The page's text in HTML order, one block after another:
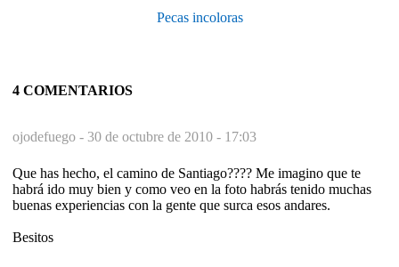
Pecas incoloras
4 COMENTARIOS
ojodefuego - 30 de octubre de 2010 - 17:03
Que has hecho, el camino de Santiago???? Me imagino que te
habrá ido muy bien y como veo en la foto habrás tenido muchas
buenas experiencias con la gente que surca esos andares.
Besitos